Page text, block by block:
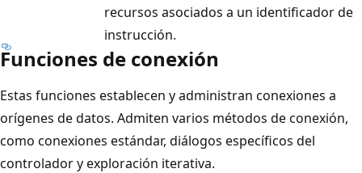
recursos asociados a un identificador de
instrucción.
Funciones de conexión
Estas funciones establecen y administran conexiones a
orígenes de datos. Admiten varios métodos de conexión,
como conexiones estándar, diálogos específicos del
controlador y exploración iterativa.